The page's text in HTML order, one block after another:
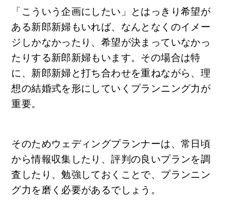
「こういう企画にしたい」とはっきり希望が
ある新郎新婦もいれば、なんとなくのイメー
ジしかなかったり、希望が決まっていなかっ
たりする新郎新婦もいます。その場合は特
に、新郎新婦と打ち合わせを重ねながら、理
想の結婚式を形にしていくプランニング力が
重要。
そのためウェディングプランナーは、常日頃
から情報収集したり、評判の良いプランを調
査したり、勉強しておくことで、プランニン
グ力を磨く必要があるでしょう。